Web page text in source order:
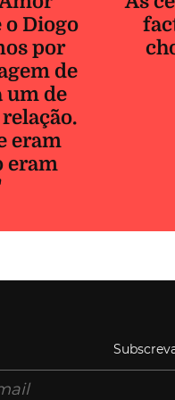
o Diogo
por
de
um de
eram
eram